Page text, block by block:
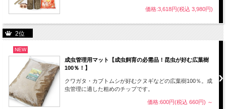
価格:3,618円(税込 3,980円)
2位
NEW
成虫管理用マット【成虫飼育の必需品！昆虫が好む広葉樹
100％！】
クワガタ・カブトムシが好むクヌギなどの広葉樹100％。成
虫管理に適した粗めのチップです。
価格:600円(税込 660円) ～